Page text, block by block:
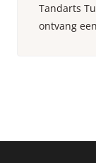
Tandarts
ontvang